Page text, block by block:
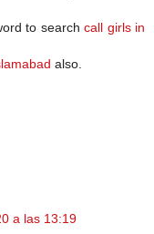
to search call girls in
also.
a las 13:19